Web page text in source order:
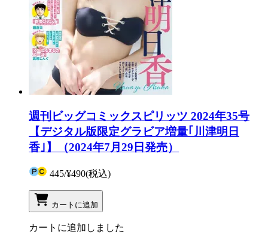
週刊ビッグコミックスピリッツ 2024年35号
【デジタル版限定グラビア増量｢川津明日
香｣】（2024年7月29日発売）
445/¥490(税込)
カートに追加
カートに追加しました